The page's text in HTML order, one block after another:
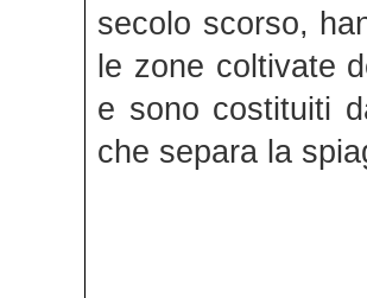
secolo scorso,
le zone coltivate
e sono costituiti
che separa la